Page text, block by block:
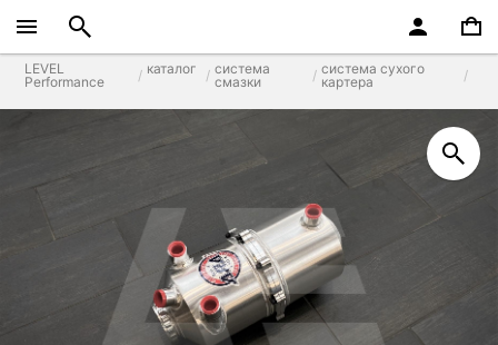
LEVEL
Performance
каталог
система
смазки
система сухого
картера